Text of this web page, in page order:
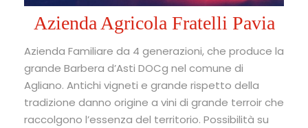
Azienda Agricola Fratelli Pavia
Azienda Familiare da 4 generazioni, che produce la
grande Barbera d’Asti DOCg nel comune di
Agliano. Antichi vigneti e grande rispetto della
tradizione danno origine a vini di grande terroir che
raccolgono l’essenza del territorio. Possibilità su